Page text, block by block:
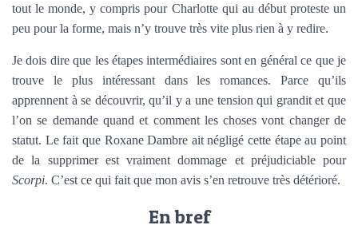
tout le monde, y compris pour Charlotte qui au début proteste un
peu pour la forme, mais n’y trouve très vite plus rien à y redire.
Je dois dire que les étapes intermédiaires sont en général ce que je
trouve le plus intéressant dans les romances. Parce qu’ils
apprennent à se découvrir, qu’il y a une tension qui grandit et que
l’on se demande quand et comment les choses vont changer de
statut. Le fait que Roxane Dambre ait négligé cette étape au point
de la supprimer est vraiment dommage et préjudiciable pour
Scorpi. C’est ce qui fait que mon avis s’en retrouve très détérioré.
En bref